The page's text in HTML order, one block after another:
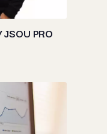
PRO